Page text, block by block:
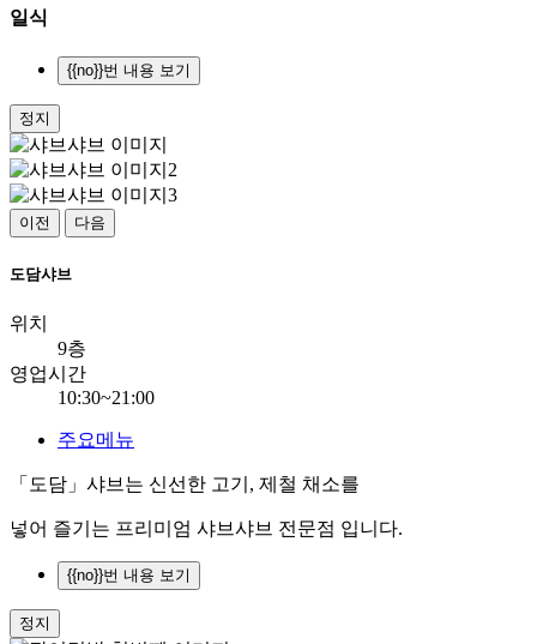
일식
{{no}}번 내용 보기
정지
이전 다음
도담샤브
위치
9층
영업시간
10:30~21:00
주요메뉴
「도담」샤브는 신선한 고기, 제철 채소를
넣어 즐기는 프리미엄 샤브샤브 전문점 입니다.
{{no}}번 내용 보기
정지